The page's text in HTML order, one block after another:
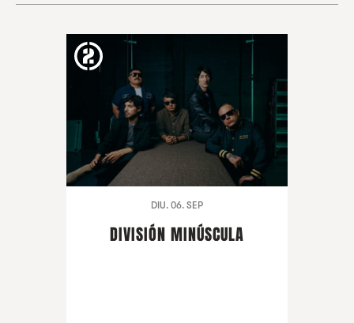
DIU. 06. SEP
DIVISIÓN MINÚSCULA